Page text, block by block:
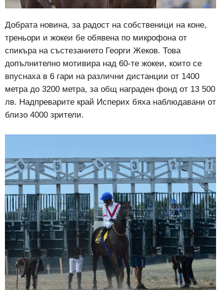
Добрата новина, за радост на собственици на коне,
треньори и жокеи бе обявена по микрофона от
спикъра на състезанието Георги Жеков. Това
допълнително мотивира над 60-те жокеи, които се
впуснаха в 6 гари на различни дистанции от 1400
метра до 3200 метра, за общ награден фонд от 13 500
лв. Надпреварите край Исперих бяха наблюдавани от
близо 4000 зрители.